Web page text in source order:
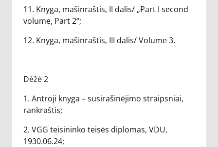
11. Knyga, mašinraštis, II dalis/ „Part I second
volume, Part 2“;
12. Knyga, mašinraštis, III dalis/ Volume 3.
Dėžė 2
1. Antroji knyga – susirašinėjimo straipsniai,
rankraštis;
2. VGG teisininko teisės diplomas, VDU,
1930.06.24;